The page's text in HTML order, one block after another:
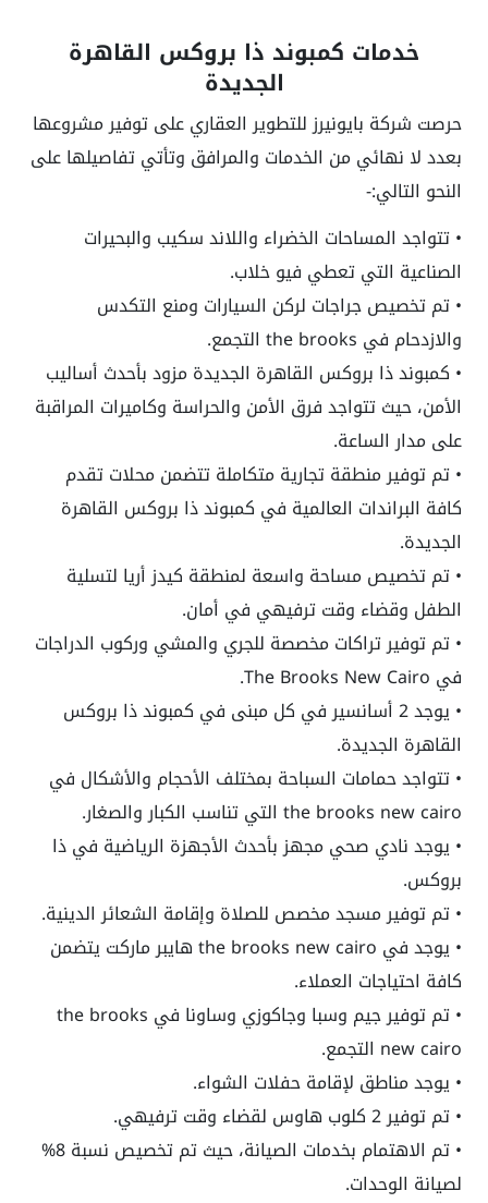
خدمات كمبوند ذا بروكس القاهرة
الجديدة
حرصت شركة بايونيرز للتطوير العقاري على توفير مشروعها
بعدد لا نهائي من الخدمات والمرافق وتأتي تفاصيلها على
النحو التالي:-
• تتواجد المساحات الخضراء واللاند سكيب والبحيرات
الصناعية التي تعطي فيو خلاب.
• تم تخصيص جراجات لركن السيارات ومنع التكدس
والازدحام في the brooks التجمع.
• كمبوند ذا بروكس القاهرة الجديدة مزود بأحدث أساليب
الأمن، حيث تتواجد فرق الأمن والحراسة وكاميرات المراقبة
على مدار الساعة.
• تم توفير منطقة تجارية متكاملة تتضمن محلات تقدم
كافة البراندات العالمية في كمبوند ذا بروكس القاهرة
الجديدة.
• تم تخصيص مساحة واسعة لمنطقة كيدز أريا لتسلية
الطفل وقضاء وقت ترفيهي في أمان.
• تم توفير تراكات مخصصة للجري والمشي وركوب الدراجات
في The Brooks New Cairo.
• يوجد 2 أسانسير في كل مبنى في كمبوند ذا بروكس
القاهرة الجديدة.
• تتواجد حمامات السباحة بمختلف الأحجام والأشكال في
the brooks new cairo التي تناسب الكبار والصغار.
• يوجد نادي صحي مجهز بأحدث الأجهزة الرياضية في ذا
بروكس.
• تم توفير مسجد مخصص للصلاة وإقامة الشعائر الدينية.
• يوجد في the brooks new cairoهايبر ماركت يتضمن
كافة احتياجات العملاء.
• تم توفير جيم وسبا وجاكوزي وساونا في the brooks
new cairo التجمع.
• يوجد مناطق لإقامة حفلات الشواء.
• تم توفير 2 كلوب هاوس لقضاء وقت ترفيهي.
• تم الاهتمام بخدمات الصيانة، حيث تم تخصيص نسبة 8%
لصيانة الوحدات.